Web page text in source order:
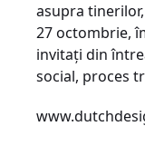
asupra
27 octombrie,
invitaţi din
social, proces